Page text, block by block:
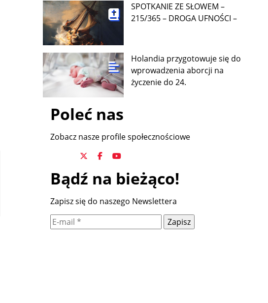
SPOTKANIE ZE SŁOWEM –
215/365 – DROGA UFNOŚCI –
Holandia przygotowuje się do
wprowadzenia aborcji na
życzenie do 24.
Poleć nas
Zobacz nasze profile społecznościowe
Bądź na bieżąco!
Zapisz się do naszego Newslettera